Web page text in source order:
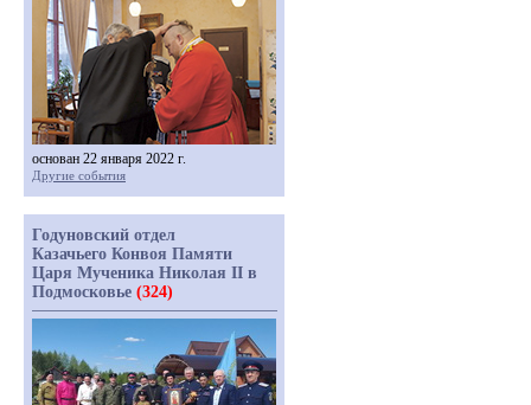
основан 22 января 2022 г.
Другие события
Годуновский отдел
Казачьего Конвоя Памяти
Царя Мученика Николая II в
Подмосковье (324)